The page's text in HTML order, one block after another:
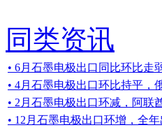
同类资讯
• 6月石墨电极出口同比环比走
• 4月石墨电极出口环比持平，
• 2月石墨电极出口环减，阿联
• 12月石墨电极出口环增，全